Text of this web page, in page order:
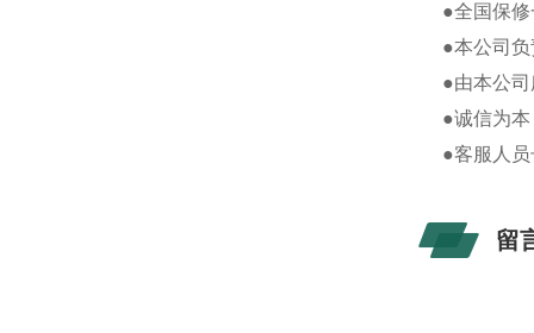
●全国保
●本公司
●由本公
●诚信为
●客服人
留